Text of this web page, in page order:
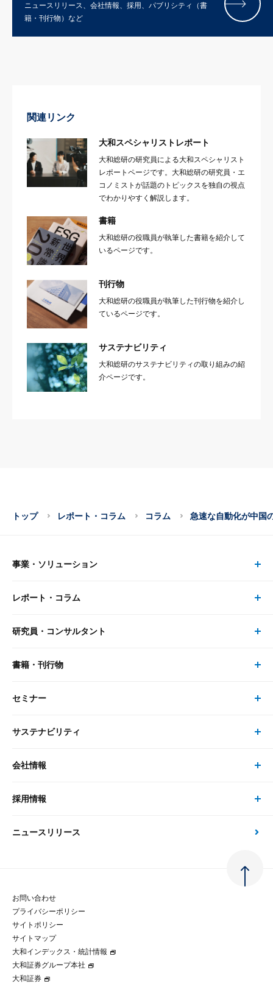
ニュースリリース、会社情報、採用、パブリシティ（書
籍・刊行物）など
関連リンク
大和スペシャリストレポート
大和総研の研究員による大和スペシャリスト
レポートページです。大和総研の研究員・エ
コノミストが話題のトピックスを独自の視点
でわかりやすく解説します。
書籍
大和総研の役職員が執筆した書籍を紹介して
いるページです。
刊行物
大和総研の役職員が執筆した刊行物を紹介し
ているページです。
サステナビリティ
大和総研のサステナビリティの取り組みの紹
介ページです。
トップ レポート・コラム コラム 急速な自動化が中国
事業・ソリューション
事業・ソリューション トップ
リサーチ
大和総研の強み
先端テクノロジーに基づく新たな価値の創出
レポート・コラム
レポート・コラム トップ
最新のレポート・コラム
政策分析
金融経済教育等
研究員・コンサルタント
研究員・コンサルタント トップ
研究員
書籍・刊行物
書籍・刊行物 トップ
書籍
セミナー
セミナー トップ
現在受付中のセミナー・イベント
サステナビリティ
サステナビリティの取り組み
次世代社会への貢献
マルチステークホルダー方針
パートナーシップ構築宣言
会社情報
会社情報 トップ
会社概要・役員一覧
大和総研の歩み
グループ会社
採用情報
採用情報 トップ
経験者採用
ニュースリリース
お問い合わせ
プライバシーポリシー
サイトポリシー
サイトマップ
大和インデックス・統計情報
大和証券グループ本社
大和証券